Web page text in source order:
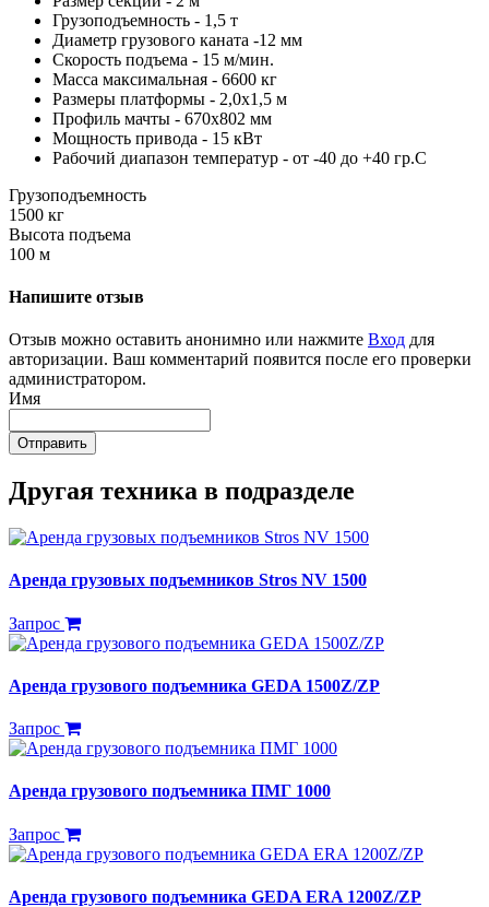
Грузоподъемность - 1,5 т
Диаметр грузового каната -12 мм
Скорость подъема - 15 м/мин.
Масса максимальная - 6600 кг
Размеры платформы - 2,0х1,5 м
Профиль мачты - 670х802 мм
Мощность привода - 15 кВт
Рабочий диапазон температур - от -40 до +40 гр.С
Грузоподъемность
1500 кг
Высота подъема
100 м
Напишите отзыв
Отзыв можно оставить анонимно или нажмите Вход для
авторизации. Ваш комментарий появится после его проверки
администратором.
Имя
Отправить
Другая техника в подразделе
Аренда грузовых подъемников Stros NV 1500
Запрос
Аренда грузового подъемника GEDA 1500Z/ZP
Запрос
Аренда грузового подъемника ПМГ 1000
Запрос
Аренда грузового подъемника GEDA ERA 1200Z/ZP